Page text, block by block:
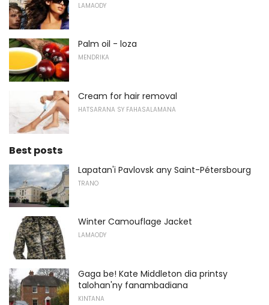
LAMAODY
Palm oil - loza
MENDRIKA
Cream for hair removal
HATSARANA SY FAHASALAMANA
Best posts
Lapatan'i Pavlovsk any Saint-Pétersbourg
TRANO
Winter Camouflage Jacket
LAMAODY
Gaga be! Kate Middleton dia printsy
talohan'ny fanambadiana
KINTANA